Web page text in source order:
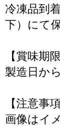
冷凍品到
下）にて
【賞味期限
製造日か
【注意事項
画像はイ